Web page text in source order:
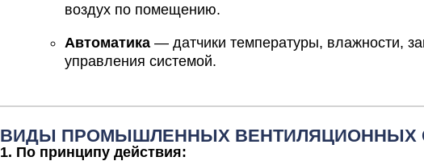
воздух по помещению.
Автоматика — датчики температуры, влажности,
управления системой.
ВИДЫ ПРОМЫШЛЕННЫХ ВЕНТИЛЯЦИОННЫХ
1. По принципу действия: